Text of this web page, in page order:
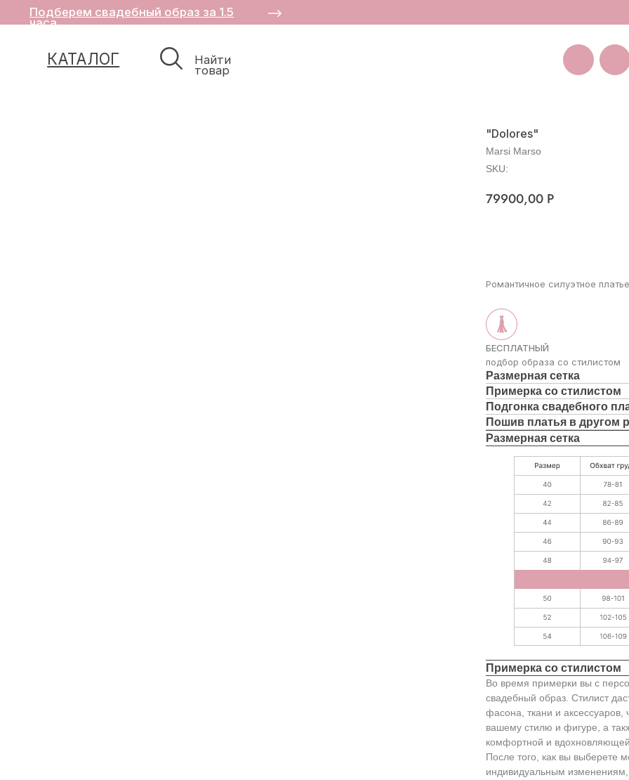
товар
Большая Пушкарская 11
Подберем свадебный образ за 1.5
часа
"Dolores"
Marsi Marso
SKU:
79900,00 Р
Романтичное силуэтное
БЕСПЛАТНЫЙ
подбор образа со стилистом
Размерная сетка
Примерка со стилистом
Подгонка свадебного
Пошив платья в другом
Размерная сетка
Примерка со стилистом
Во время примерки вы с
свадебный образ. Стилист
фасона, ткани и
вашему стилю и фигуре, а
комфортной и
После того, как вы выберете
индивидуальным